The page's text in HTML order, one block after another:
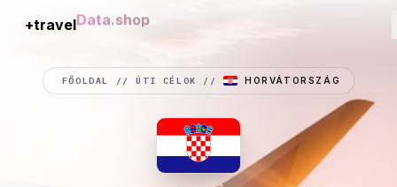
+travelConnection
FŐOLDAL //ÚTI CÉLOK // HORVÁTORSZÁG